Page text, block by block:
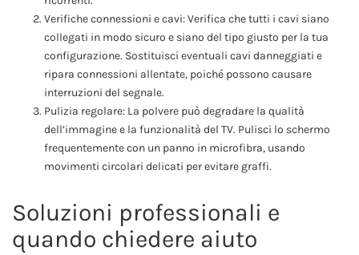
Verifiche connessioni e cavi: Verifica che tutti i cavi siano
collegati in modo sicuro e siano del tipo giusto per la tua
configurazione. Sostituisci eventuali cavi danneggiati e
ripara connessioni allentate, poiché possono causare
interruzioni del segnale.
Pulizia regolare: La polvere può degradare la qualità
dell’immagine e la funzionalità del TV. Pulisci lo schermo
frequentemente con un panno in microfibra, usando
movimenti circolari delicati per evitare graffi.
Soluzioni professionali e
quando chiedere aiuto